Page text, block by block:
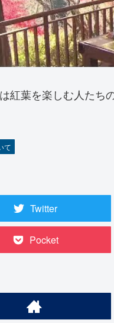
紅葉を楽しむ人たち
て
Twitter
Pocket